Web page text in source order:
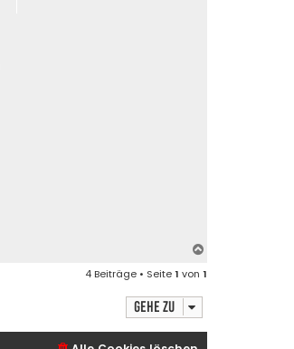
b
4 Beiträge • Seite1 von 1
Gehe zu